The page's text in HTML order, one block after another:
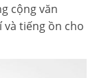
cộng văn
và tiếng ồn cho